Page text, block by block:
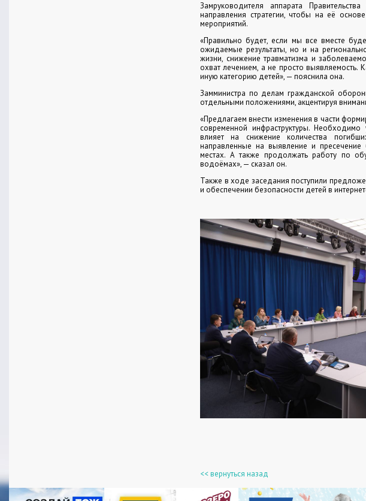
Замруководителя аппарата
направления стратегии, чтобы на её
мероприятий.
«Правильно будет, если мы все вместе
ожидаемые результаты, но и на
жизни, снижение травматизма и
охват лечением, а не просто выявляемость.
иную категорию детей», — пояснила она.
Замминистра по делам гражданской
отдельными положениями, акцентируя
«Предлагаем внести изменения в части
современной инфраструктуры. Необходимо
влияет на снижение количества
направленные на выявление и
местах. А также продолжать работу по
водоёмах», — сказал он.
Также в ходе заседания поступили
и обеспечении безопасности детей в
<< вернуться назад